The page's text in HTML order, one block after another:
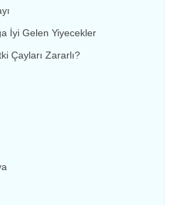
İyi Gelen Yiyecekler
Çayları Zararlı?